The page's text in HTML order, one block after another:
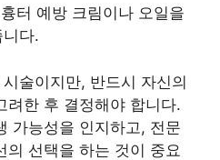
터 예방 크림이나 오일을
다.
술이지만, 반드시 자신의
려한 후 결정해야 합니다.
가능성을 인지하고, 전문
의 선택을 하는 것이 중요